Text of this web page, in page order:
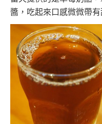
醬，吃起來口感微微帶有